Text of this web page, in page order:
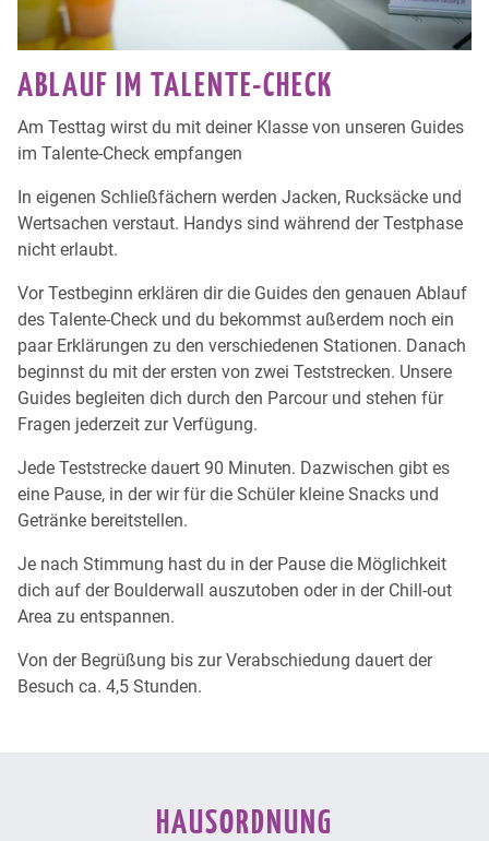
ABLAUF IM TALENTE-CHECK
Am Testtag wirst du mit deiner Klasse von unseren Guides
im Talente-Check empfangen
In eigenen Schließfächern werden Jacken, Rucksäcke und
Wertsachen verstaut. Handys sind während der Testphase
nicht erlaubt.
Vor Testbeginn erklären dir die Guides den genauen Ablauf
des Talente-Check und du bekommst außerdem noch ein
paar Erklärungen zu den verschiedenen Stationen. Danach
beginnst du mit der ersten von zwei Teststrecken. Unsere
Guides begleiten dich durch den Parcour und stehen für
Fragen jederzeit zur Verfügung.
Jede Teststrecke dauert 90 Minuten. Dazwischen gibt es
eine Pause, in der wir für die Schüler kleine Snacks und
Getränke bereitstellen.
Je nach Stimmung hast du in der Pause die Möglichkeit
dich auf der Boulderwall auszutoben oder in der Chill-out
Area zu entspannen.
Von der Begrüßung bis zur Verabschiedung dauert der
Besuch ca. 4,5 Stunden.
HAUSORDNUNG